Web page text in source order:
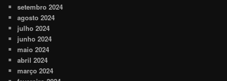
setembro 2024
agosto 2024
julho 2024
junho 2024
maio 2024
abril 2024
março 2024